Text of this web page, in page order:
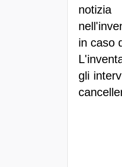
in caso
gli